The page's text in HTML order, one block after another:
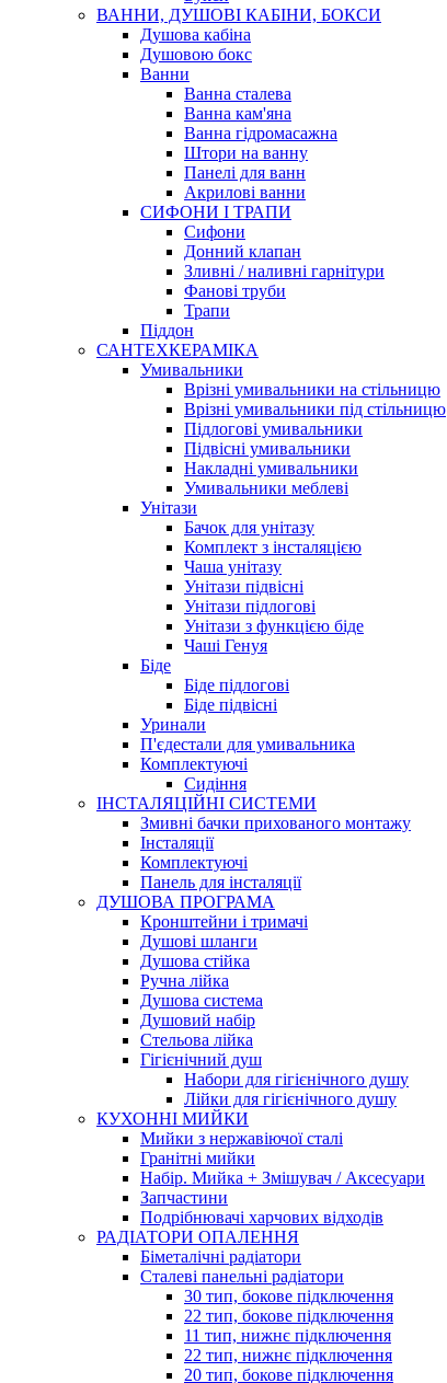
ВАННИ, ДУШОВІ КАБІНИ, БОКСИ
Душова кабіна
Душовою бокс
Ванни
Ванна сталева
Ванна кам'яна
Ванна гідромасажна
Штори на ванну
Панелі для ванн
Акрилові ванни
СИФОНИ І ТРАПИ
Сифони
Донний клапан
Зливні / наливні гарнітури
Фанові труби
Трапи
Піддон
САНТЕХКЕРАМІКА
Умивальники
Врізні умивальники на стільницю
Врізні умивальники під стільницю
Підлогові умивальники
Підвісні умивальники
Накладні умивальники
Умивальники меблеві
Унітази
Бачок для унітазу
Комплект з інсталяцією
Чаша унітазу
Унітази підвісні
Унітази підлогові
Унітази з функцією біде
Чаші Генуя
Біде
Біде підлогові
Біде підвісні
Уринали
П'єдестали для умивальника
Комплектуючі
Сидіння
ІНСТАЛЯЦІЙНІ СИСТЕМИ
Змивні бачки прихованого монтажу
Інсталяції
Комплектуючі
Панель для інсталяції
ДУШОВА ПРОГРАМА
Кронштейни і тримачі
Душові шланги
Душова стійка
Ручна лійка
Душова система
Душовий набір
Стельова лійка
Гігієнічний душ
Набори для гігієнічного душу
Лійки для гігієнічного душу
КУХОННІ МИЙКИ
Мийки з нержавіючої сталі
Гранітні мийки
Набір. Мийка + Змішувач / Аксесуари
Запчастини
Подрібнювачі харчових відходів
РАДІАТОРИ ОПАЛЕННЯ
Біметалічні радіатори
Сталеві панельні радіатори
30 тип, бокове підключення
22 тип, бокове підключення
11 тип, нижнє підключення
22 тип, нижнє підключення
20 тип, бокове підключення